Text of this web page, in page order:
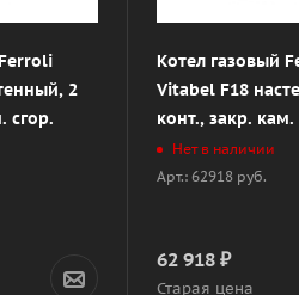
2
сгор.
Котел газовый
Vitabel F18
конт., закр. кам.
Нет в наличии
Арт.: 62918 руб.
62 918₽
Старая цена